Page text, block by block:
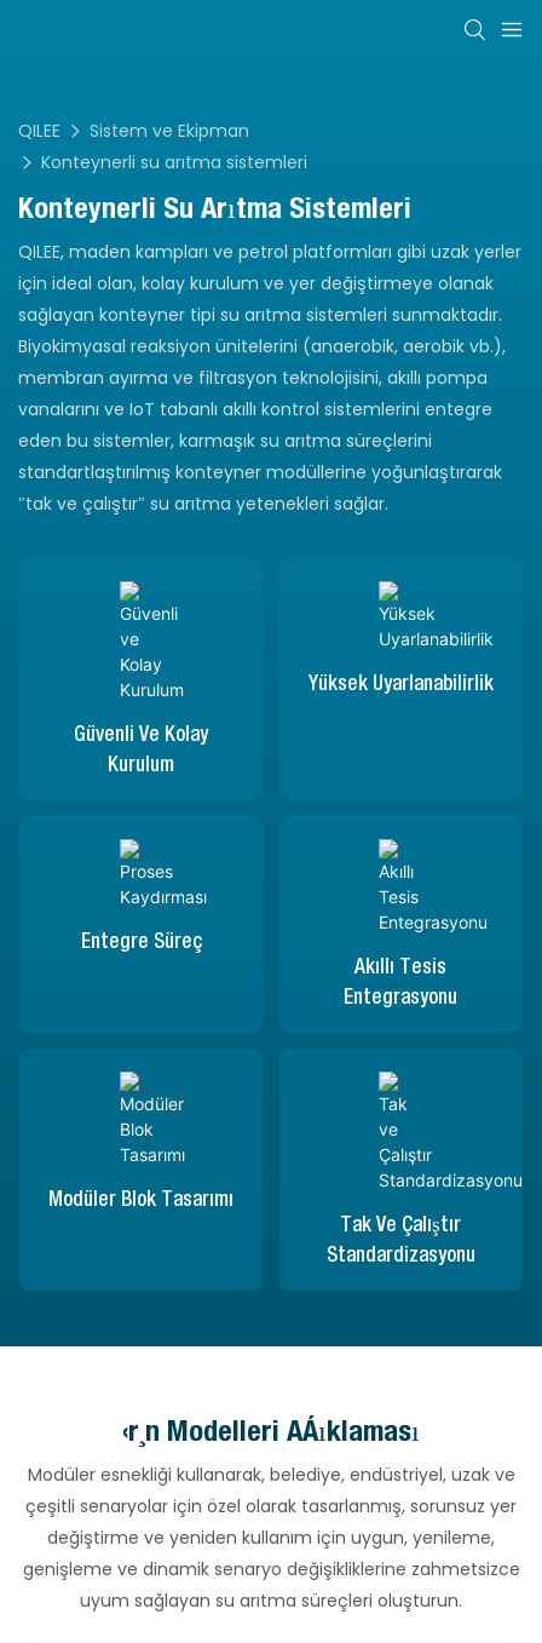
QILEE
Sistem ve Ekipman
Konteynerli su arıtma sistemleri
Konteynerli Su Arıtma Sistemleri
QILEE, maden kampları ve petrol platformları gibi uzak yerler
için ideal olan, kolay kurulum ve yer değiştirmeye olanak
sağlayan konteyner tipi su arıtma sistemleri sunmaktadır.
Biyokimyasal reaksiyon ünitelerini (anaerobik, aerobik vb.),
membran ayırma ve filtrasyon teknolojisini, akıllı pompa
vanalarını ve IoT tabanlı akıllı kontrol sistemlerini entegre
eden bu sistemler, karmaşık su arıtma süreçlerini
standartlaştırılmış konteyner modüllerine yoğunlaştırarak
"tak ve çalıştır" su arıtma yetenekleri sağlar.
Güvenli Ve Kolay
Kurulum
Yüksek Uyarlanabilirlik
Entegre Süreç
Akıllı Tesis
Entegrasyonu
Modüler Blok Tasarımı
Tak Ve Çalıştır
Standardizasyonu
Ürün Modelleri Açıklaması
Modüler esnekliği kullanarak, belediye, endüstriyel, uzak ve
çeşitli senaryolar için özel olarak tasarlanmış, sorunsuz yer
değiştirme ve yeniden kullanım için uygun, yenileme,
genişleme ve dinamik senaryo değişikliklerine zahmetsizce
uyum sağlayan su arıtma süreçleri oluşturun.